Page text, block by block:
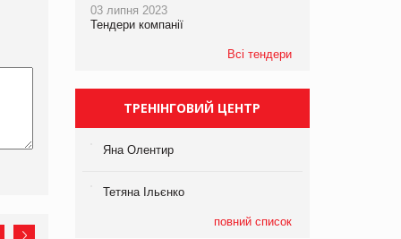
03 липня 2023
Тендери компанії
Всі тендери
ТРЕНІНГОВИЙ ЦЕНТР
Яна Олентир
Тетяна Ільєнко
повний список